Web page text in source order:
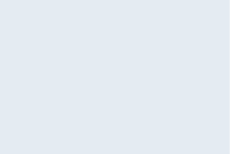
"현 시점에서 흘러간 선(先)비핵화만 되뇌는 것은
확보하기 위해 최선을 다할 것"이라고 말했다. 하
1000억달러를 넘어섰다. 상품수입은 644억8000만
터·주변기기(SSD)는 282.7% 증가했다. IT 품목
며 비IT 품목도 ▲석유제품(47.5%) ▲화공품